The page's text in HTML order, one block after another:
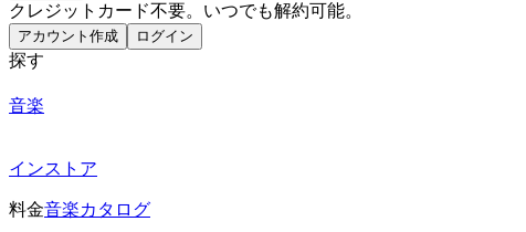
クレジットカード不要。いつでも解約可能。
アカウント作成 ログイン
探す
音楽
インストア
料金音楽カタログ